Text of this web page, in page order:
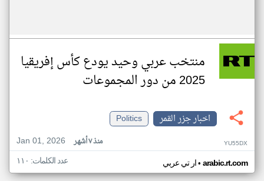
منتخب عربي وحيد يودع كأس إفريقيا
2025 من دور المجموعات
اخبار جزر القمر
Politics
Jan 01, 2026
منذ ٧ أشهر YU55DX
ار تي عربي• arabic.rt.com عدد الكلمات: ١١٠